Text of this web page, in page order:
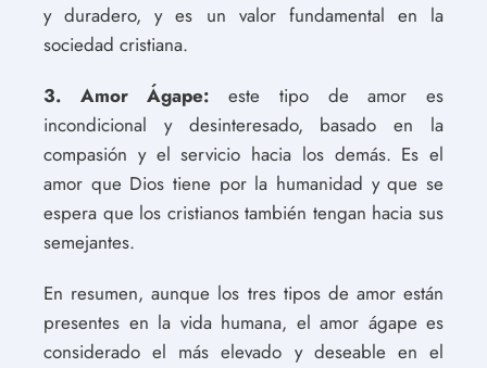
y duradero, y es un valor fundamental en la
sociedad cristiana.
3. Amor Ágape: este tipo de amor es
incondicional y desinteresado, basado en la
compasión y el servicio hacia los demás. Es el
amor que Dios tiene por la humanidad y que se
espera que los cristianos también tengan hacia sus
semejantes.
En resumen, aunque los tres tipos de amor están
presentes en la vida humana, el amor ágape es
considerado el más elevado y deseable en el